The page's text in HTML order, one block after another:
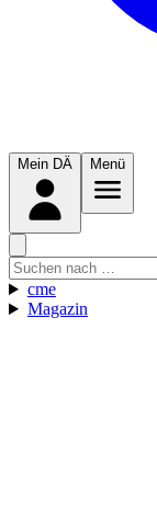
Mein DÄ Menü
cme
Magazin